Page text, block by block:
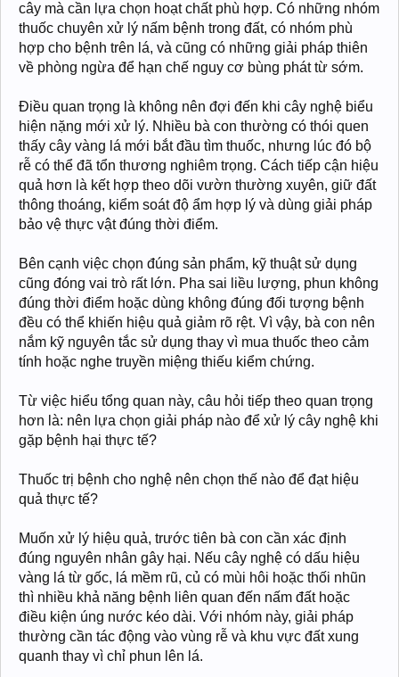
cây mà cần lựa chọn hoạt chất phù hợp. Có những nhóm
thuốc chuyên xử lý nấm bệnh trong đất, có nhóm phù
hợp cho bệnh trên lá, và cũng có những giải pháp thiên
về phòng ngừa để hạn chế nguy cơ bùng phát từ sớm.
Điều quan trọng là không nên đợi đến khi cây nghệ biểu
hiện nặng mới xử lý. Nhiều bà con thường có thói quen
thấy cây vàng lá mới bắt đầu tìm thuốc, nhưng lúc đó bộ
rễ có thể đã tổn thương nghiêm trọng. Cách tiếp cận hiệu
quả hơn là kết hợp theo dõi vườn thường xuyên, giữ đất
thông thoáng, kiểm soát độ ẩm hợp lý và dùng giải pháp
bảo vệ thực vật đúng thời điểm.
Bên cạnh việc chọn đúng sản phẩm, kỹ thuật sử dụng
cũng đóng vai trò rất lớn. Pha sai liều lượng, phun không
đúng thời điểm hoặc dùng không đúng đối tượng bệnh
đều có thể khiến hiệu quả giảm rõ rệt. Vì vậy, bà con nên
nắm kỹ nguyên tắc sử dụng thay vì mua thuốc theo cảm
tính hoặc nghe truyền miệng thiếu kiểm chứng.
Từ việc hiểu tổng quan này, câu hỏi tiếp theo quan trọng
hơn là: nên lựa chọn giải pháp nào để xử lý cây nghệ khi
gặp bệnh hại thực tế?
Thuốc trị bệnh cho nghệ nên chọn thế nào để đạt hiệu
quả thực tế?
Muốn xử lý hiệu quả, trước tiên bà con cần xác định
đúng nguyên nhân gây hại. Nếu cây nghệ có dấu hiệu
vàng lá từ gốc, lá mềm rũ, củ có mùi hôi hoặc thối nhũn
thì nhiều khả năng bệnh liên quan đến nấm đất hoặc
điều kiện úng nước kéo dài. Với nhóm này, giải pháp
thường cần tác động vào vùng rễ và khu vực đất xung
quanh thay vì chỉ phun lên lá.